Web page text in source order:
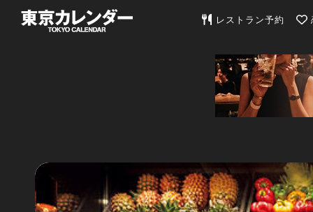
東京カレンダー | 最新
レストラン予約